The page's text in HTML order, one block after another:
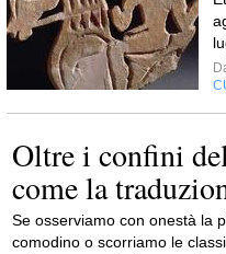
Oltre i confini
come la
Se osserviamo con onestà la
comodino o scorriamo le